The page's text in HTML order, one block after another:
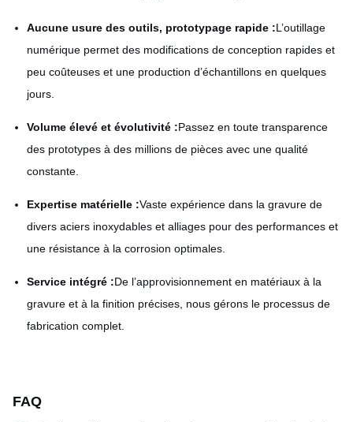
Aucune usure des outils, prototypage rapide :L’outillage
numérique permet des modifications de conception rapides et
peu coûteuses et une production d’échantillons en quelques
jours.
Volume élevé et évolutivité :Passez en toute transparence
des prototypes à des millions de pièces avec une qualité
constante.
Expertise matérielle :Vaste expérience dans la gravure de
divers aciers inoxydables et alliages pour des performances et
une résistance à la corrosion optimales.
Service intégré :De l’approvisionnement en matériaux à la
gravure et à la finition précises, nous gérons le processus de
fabrication complet.
FAQ